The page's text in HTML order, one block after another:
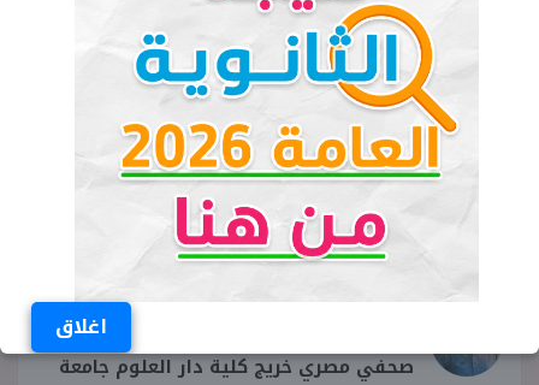
اغلاق
حل سؤال مسابقة محمد رمضان اليوم
رمضان
كم اغنية لمحمد رمضان اشتغلت في حلقة
محمد السيد
صحفي مصري خريج كلية دار العلوم جامعة